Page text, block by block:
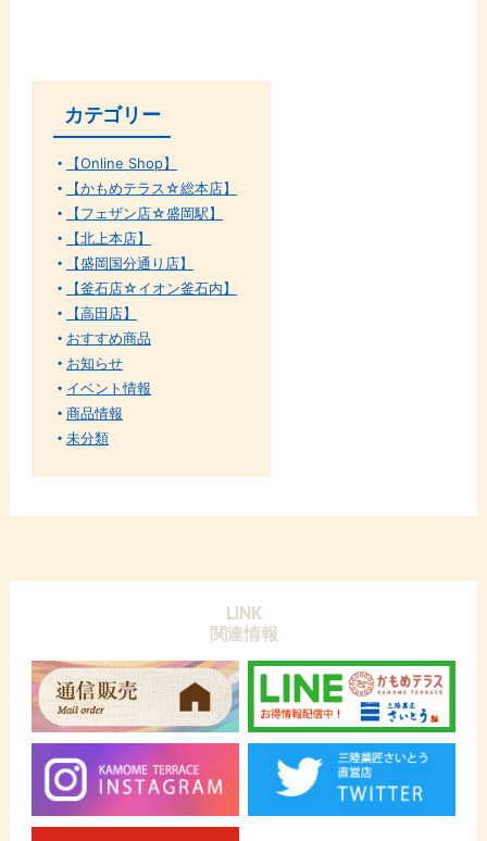
カテゴリー
【Online Shop】
【かもめテラス☆総本店】
【フェザン店☆盛岡駅】
【北上本店】
【盛岡国分通り店】
【釜石店☆イオン釜石内】
【高田店】
おすすめ商品
お知らせ
イベント情報
商品情報
未分類
LINK
関連情報